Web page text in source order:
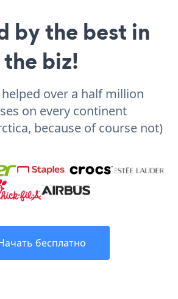
by the best in
the biz!
helped over a half million
on every continent
because of course not)
бесплатно